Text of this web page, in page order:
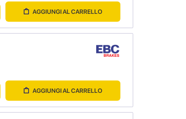
AGGIUNGI AL CARRELLO
AGGIUNGI AL CARRELLO